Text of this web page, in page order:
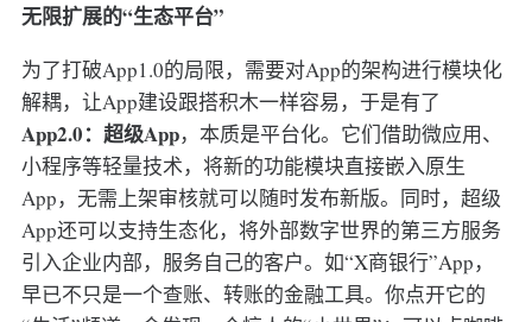
无限扩展的“生态平台”
为了打破App1.0的局限，需要对App的架构进行模块化
解耦，让App建设跟搭积木一样容易，于是有了
App2.0：超级App，本质是平台化。它们借助微应用、
小程序等轻量技术，将新的功能模块直接嵌入原生
App，无需上架审核就可以随时发布新版。同时，超级
App还可以支持生态化，将外部数字世界的第三方服务
引入企业内部，服务自己的客户。如“X商银行”App，
早已不只是一个查账、转账的金融工具。你点开它的